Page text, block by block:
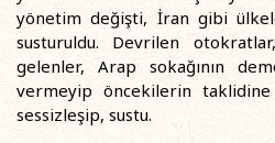
yönetim değişti, İran gibi
susturuldu. Devrilen
gelenler, Arap sokağının
vermeyip öncekilerin taklidine
sessizleşip, sustu.